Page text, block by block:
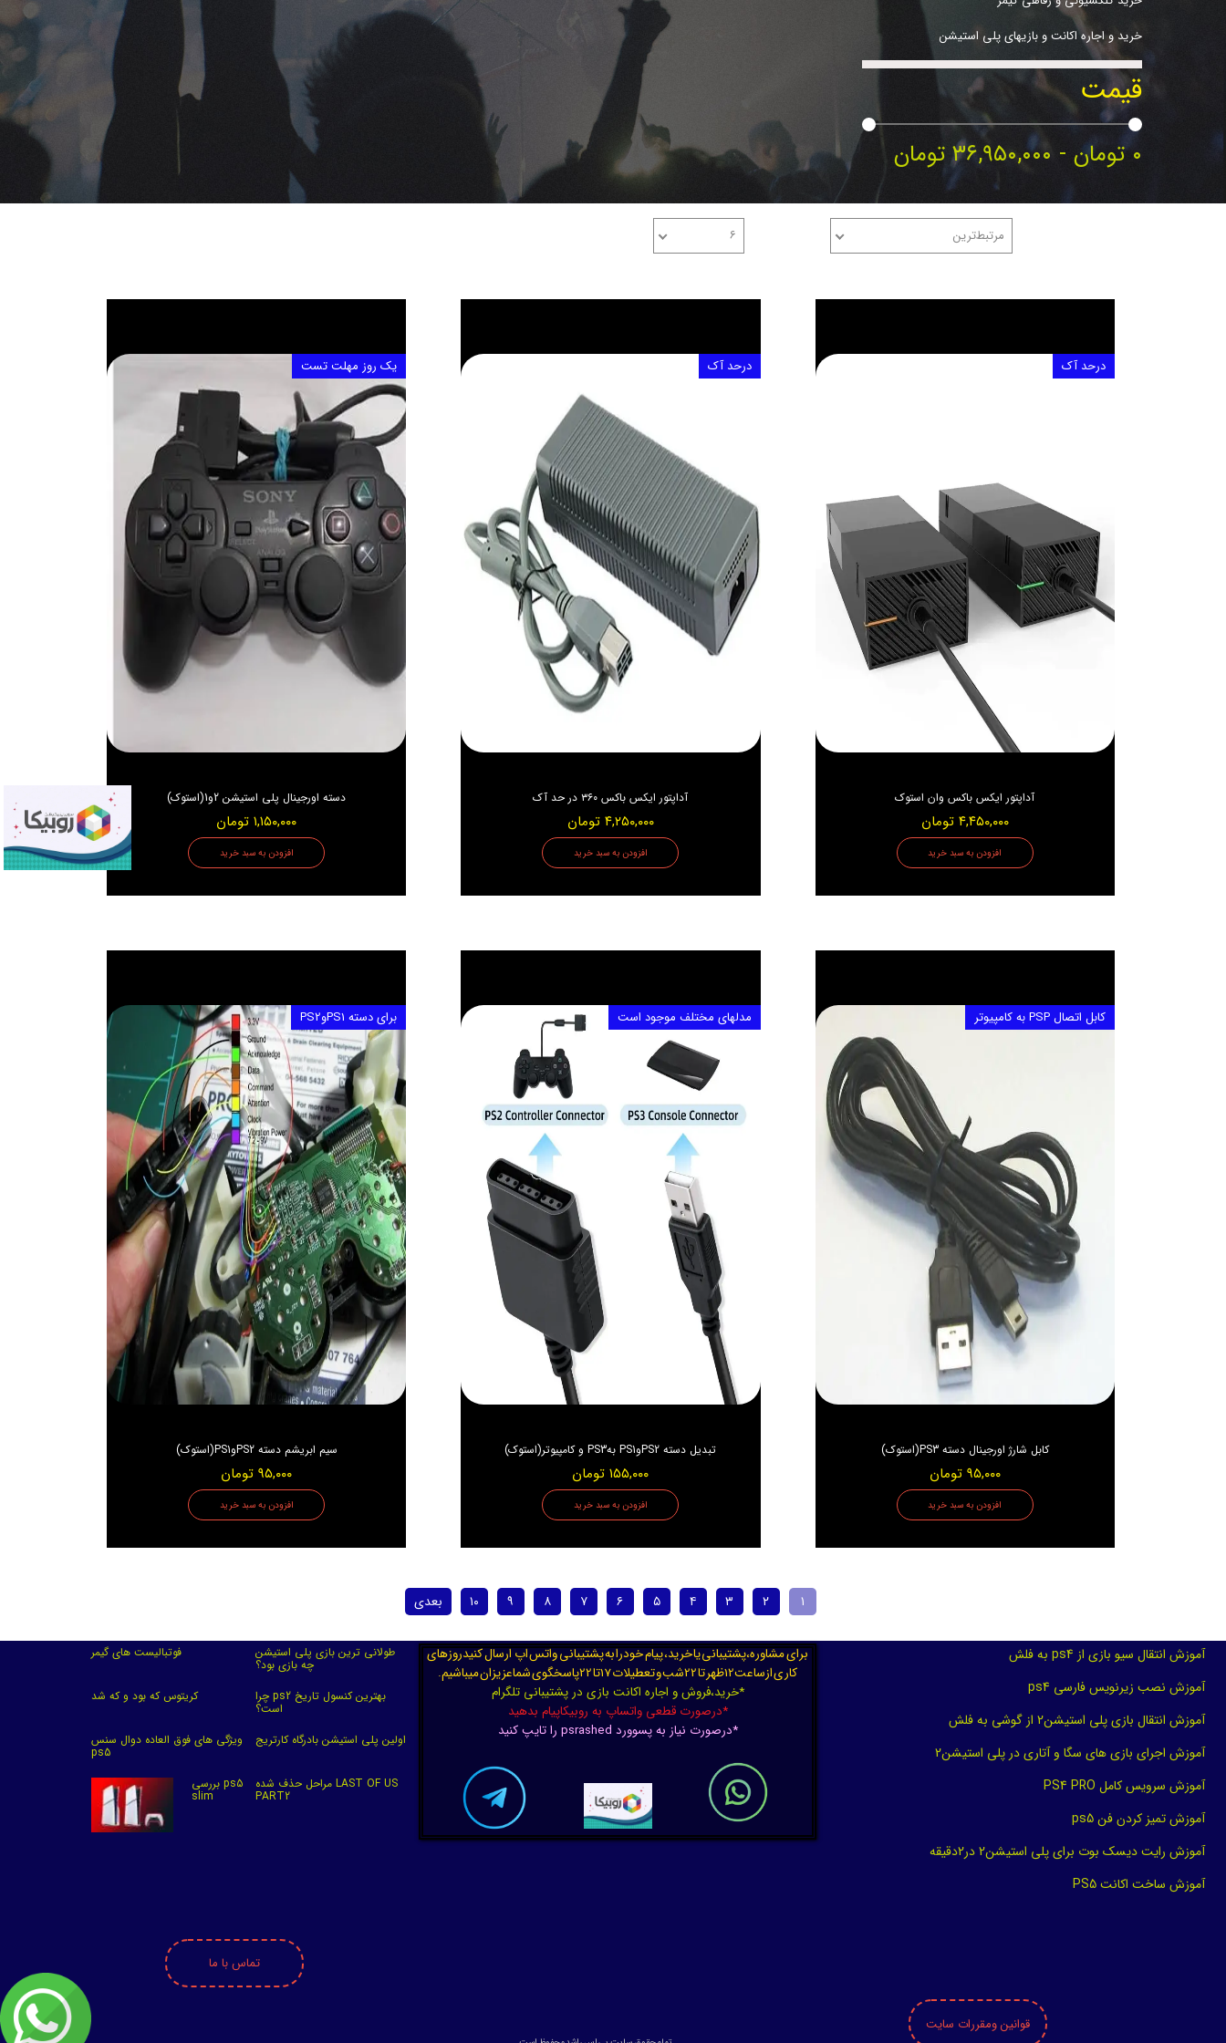
خرید و اجاره اکانت و بازیهای پلی استیشن
قیمت
۰ تومان - ۳۶,۹۵۰,۰۰۰ تومان
مرتبط‌ترین ۶
آداپتور ایکس باکس وان استوک
۴,۴۵۰,۰۰۰ تومان
افزودن به سبد خرید
درحد آک
آداپتور ایکس باکس ۳۶۰ در حد آک
۴,۲۵۰,۰۰۰ تومان
افزودن به سبد خرید
درحد آک
دسته اورجینال پلی استیشن 2و1(استوک)
۱,۱۵۰,۰۰۰ تومان
افزودن به سبد خرید
یک روز مهلت تست
کابل شارژ اورجینال دسته PS3(استوک)
۹۵,۰۰۰ تومان
افزودن به سبد خرید
کابل اتصال PSP به کامپیوتر
تبدیل دسته PS2وPS1 بهPS3 و کامپیوتر(استوک)
۱۵۵,۰۰۰ تومان
افزودن به سبد خرید
مدلهای مختلف موجود است
سیم ابریشم دسته PS2وPS1(استوک)
۹۵,۰۰۰ تومان
افزودن به سبد خرید
برای دسته PS1وPS2
۱ ۲ ۳ ۴ ۵ ۶ ۷ ۸ ۹ ۱۰ بعدی
تماس با ما
قوانین ومقررات سایت
آموزش انتقال سیو بازی از ps4 به فلش
آموزش نصب زیرنویس فارسی ps4
آموزش انتقال بازی پلی استیشن2 از گوشی به فلش
آموزش اجرای بازی های سگا و آتاری در پلی استیشن2
آموزش سرویس کامل PS4 PRO
آموزش تمیز کردن فن ps5
آموزش رایت دیسک بوت برای پلی استیشن2 در2دقیقه
آموزش ساخت اکانت PS5
برای مشاوره،پشتیبانی یا خرید، پیام خودرا به پشتیبانی واتس اپ ارسال کنیدروزهای
کاری ازساعت12ظهر تا 22شب و تعطیلات 17تا 22پاسخگوی شماعزیزان میباشیم.
*خرید،فروش و اجاره اکانت بازی در پشتیبانی تلگرام
*درصورت قطعی واتساپ به روبیکاپیام بدهید
*درصورت نیاز به پسوورد psrashed را تایپ کنید
فوتبالیست های گیمر طولانی ترین بازی پلی استیشن
چه بازی بود؟
کریتوس که بود و که شد
چرا ps2 بهترین کنسول تاریخ
است؟
ویژگی های فوق العاده دوال سنس
ps5
اولین پلی استیشن بادرگاه کارتریج
بررسی ps5
slim
مراحل حذف شده LAST OF US
PART2